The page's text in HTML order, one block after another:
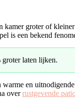
groter of
is een bekend
groter laten lijken.
en
overrustgevende